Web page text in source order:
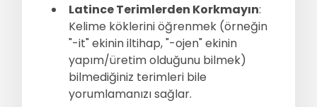
Latince Terimlerden Korkmayın:
Kelime köklerini öğrenmek (örneğin
"-it" ekinin iltihap, "-ojen" ekinin
yapım/üretim olduğunu bilmek)
bilmediğiniz terimleri bile
yorumlamanızı sağlar.